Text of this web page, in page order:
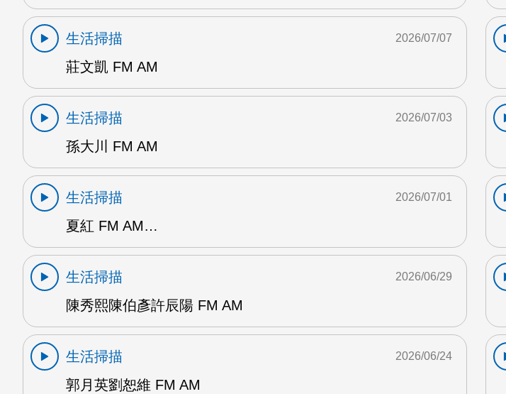
生活掃描
莊文凱 FM AM
2026/07/07
生活掃描
孫大川 FM AM
2026/07/03
生活掃描
夏紅 FM AM…
2026/07/01
生活掃描
陳秀熙陳伯彥許辰陽 FM AM
2026/06/29
生活掃描
郭月英劉恕維 FM AM
2026/06/24